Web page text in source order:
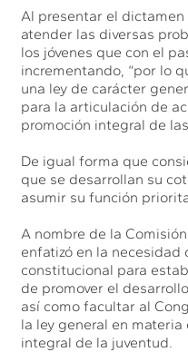
Al presentar el
atender las diversas
los jóvenes que con el
incrementando, “por lo
una ley de carácter
para la articulación de
promoción integral de
De igual forma que
que se desarrollan su
asumir su función
A nombre de la
enfatizó en la
constitucional para
de promover el
así como facultar al
la ley general en
integral de la juventud.